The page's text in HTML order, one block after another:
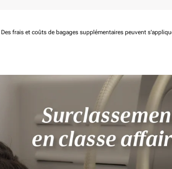
Des frais et coûts de bagages supplémentaires peuvent